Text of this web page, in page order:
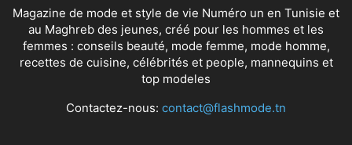
Magazine de mode et style de vie Numéro un en Tunisie et
au Maghreb des jeunes, créé pour les hommes et les
femmes : conseils beauté, mode femme, mode homme,
recettes de cuisine, célébrités et people, mannequins et
top modeles
Contactez-nous: contact@flashmode.tn